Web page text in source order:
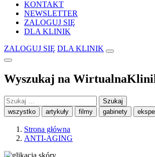
KONTAKT
NEWSLETTER
ZALOGUJ SIĘ
DLA KLINIK
ZALOGUJ SIĘ DLA KLINIK
Wyszukaj na
Szukaj:
wszystko artykuły filmy gabinety
Strona główna
ANTI-AGING